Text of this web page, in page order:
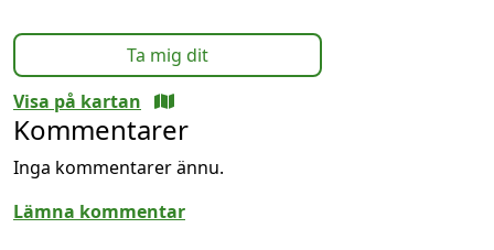
Ta mig dit
Visa på kartan
Kommentarer
Inga kommentarer ännu.
Lämna kommentar